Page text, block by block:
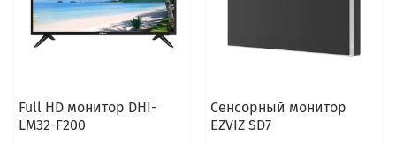
Full HD монитор DHI-
LM32-F200
Сенсорный монитор
EZVIZ SD7